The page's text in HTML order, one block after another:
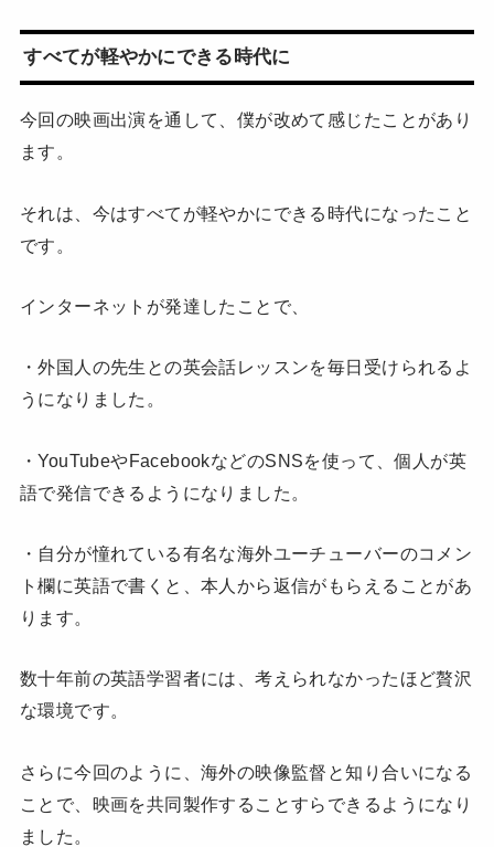
すべてが軽やかにできる時代に
今回の映画出演を通して、僕が改めて感じたことがあり
ます。
それは、今はすべてが軽やかにできる時代になったこと
です。
インターネットが発達したことで、
・外国人の先生との英会話レッスンを毎日受けられるよ
うになりました。
・YouTubeやFacebookなどのSNSを使って、個人が英
語で発信できるようになりました。
・自分が憧れている有名な海外ユーチューバーのコメン
ト欄に英語で書くと、本人から返信がもらえることがあ
ります。
数十年前の英語学習者には、考えられなかったほど贅沢
な環境です。
さらに今回のように、海外の映像監督と知り合いになる
ことで、映画を共同製作することすらできるようになり
ました。